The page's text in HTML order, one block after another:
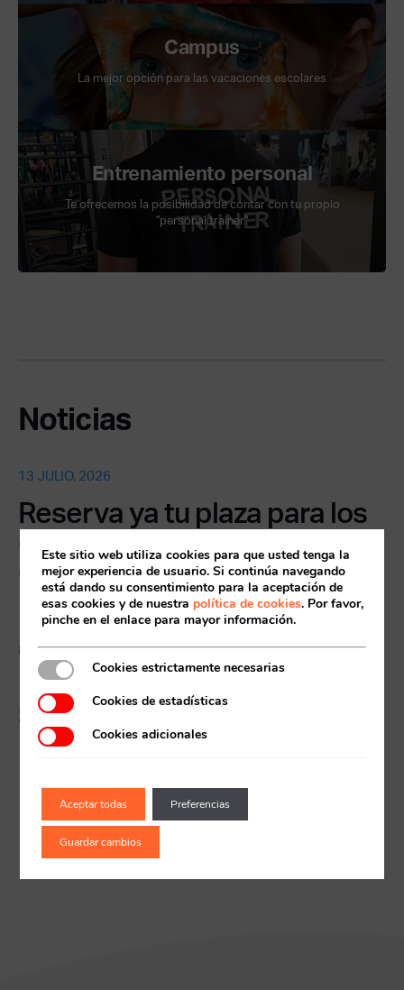
Acceso socios
Campus
La mejor opción para las vacaciones escolares
Entrenamiento personal
Te ofrecemos la posibilidad de contar con tu propio
"personal trainer"
Noticias
13 JULIO, 2026
Reserva ya tu plaza para los
cursos de natación y pádel
de la temporada 2026/2027
8 MAYO, 2026
El campus de verano de
Supera, lo mejor para los
peques
Este sitio web utiliza cookies para que usted tenga la
mejor experiencia de usuario. Si continúa navegando
está dando su consentimiento para la aceptación de
esas cookies y de nuestra política de cookies. Por favor,
pinche en el enlace para mayor información.
Cookies estrictamente necesarias
Cookies de estadísticas
Cookies adicionales
Aceptar todas Preferencias
Guardar cambios